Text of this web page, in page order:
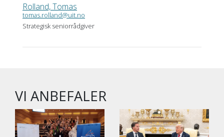
Rolland, Tomas
tomas.rolland@uit.no
Strategisk seniorrådgiver
VI ANBEFALER